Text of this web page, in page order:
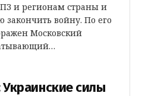
и регионам страны и
закончить войну. По его
Московский
Украинские силы